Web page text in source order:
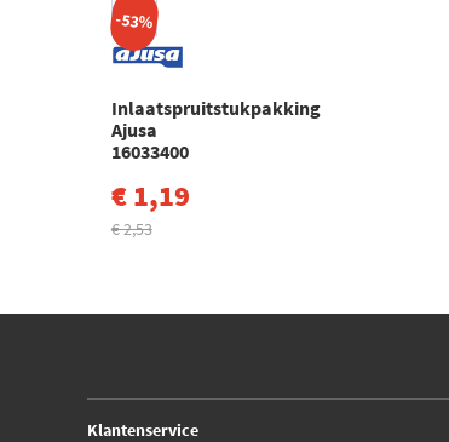
-53%
Inlaatspruitstukpakking
Ajusa
16033400
€ 1,19
€ 2,53
Klantenservice